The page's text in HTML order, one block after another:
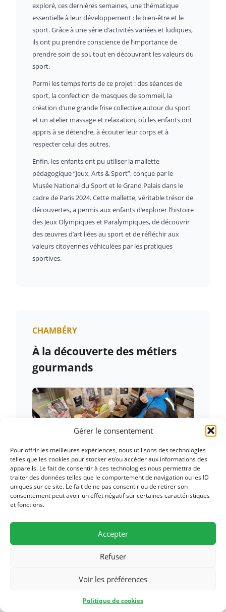
Gérer le consentement
Pour offrir les meilleures expériences, nous utilisons des technologies
telles que les cookies pour stocker et/ou accéder aux informations des
appareils. Le fait de consentir à ces technologies nous permettra de
traiter des données telles que le comportement de navigation ou les ID
uniques sur ce site. Le fait de ne pas consentir ou de retirer son
consentement peut avoir un effet négatif sur certaines caractéristiques
et fonctions.
Accepter
Refuser
Voir les préférences
Politique de cookies
exploré, ces dernières semaines, une thématique
essentielle à leur développement : le bien-être et le
sport. Grâce à une série d’activités variées et ludiques,
ils ont pu prendre conscience de l’importance de
prendre soin de soi, tout en découvrant les valeurs du
sport.
Parmi les temps forts de ce projet : des séances de
sport, la confection de masques de sommeil, la
création d’une grande frise collective autour du sport
et un atelier massage et relaxation, où les enfants ont
appris à se détendre, à écouter leur corps et à
respecter celui des autres.
Enfin, les enfants ont pu utiliser la mallette
pédagogique “Jeux, Arts & Sport”, conçue par le
Musée National du Sport et le Grand Palais dans le
cadre de Paris 2024. Cette mallette, véritable trésor de
découvertes, a permis aux enfants d’explorer l’histoire
des Jeux Olympiques et Paralympiques, de découvrir
des œuvres d’art liées au sport et de réfléchir aux
valeurs citoyennes véhiculées par les pratiques
sportives.
CHAMBÉRY
À la découverte des métiers
gourmands
Les enfants de l’établissement Ma Chance Moi Aussi